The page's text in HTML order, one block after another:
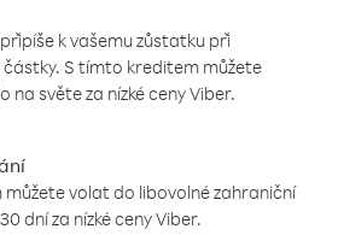
k vašemu zůstatku při
částky. S tímto kreditem můžete
na světe za nízké ceny Viber.
volat do libovolné zahraniční
dní za nízké ceny Viber.